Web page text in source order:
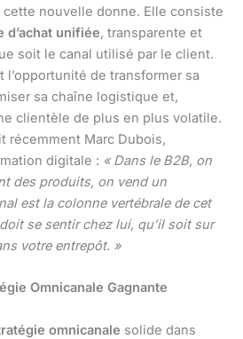
nouvelle donne. Elle consiste
d’achat unifiée, transparente et
soit le canal utilisé par le client.
l’opportunité de transformer sa
sa chaîne logistique et,
clientèle de plus en plus volatile.
récemment Marc Dubois,
digitale : « Dans le B2B, on
des produits, on vend un
est la colonne vertébrale de cet
se sentir chez lui, qu’il soit sur
votre entrepôt. »
Omnicanale Gagnante
omnicanale solide dans